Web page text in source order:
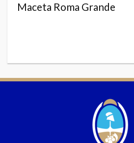
Maceta Roma Grande